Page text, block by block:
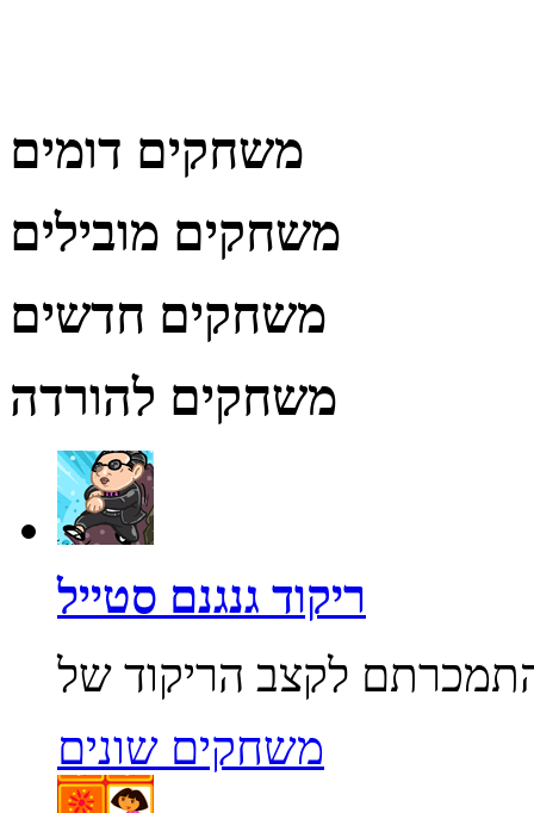
משחקים דומים
משחקים מובילים
משחקים חדשים
משחקים להורדה
ריקוד גנגנם סטייל
משחקים שונים